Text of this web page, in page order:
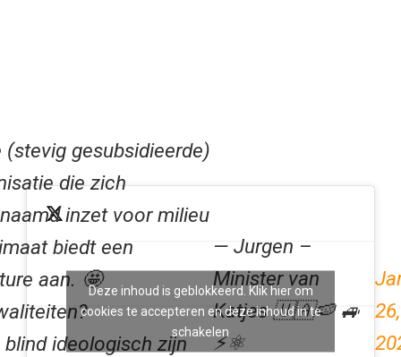
(stevig gesubsidieerde)
die zich
inzet voor milieu
biedt een
aan. 🤩
blind ideologisch zijn
— Jurgen –
Minister van
Katjes 🇺🇦🍉 🚙
⚡️⚛️
26,
Deze inhoud is geblokkeerd. Klik hier om
cookies te accepteren en deze inhoud in te
schakelen